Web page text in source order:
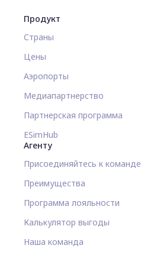
Продукт
Страны
Цены
Аэропорты
Медиапартнерство
Партнерская программа
ESimHub
Агенту
Присоединяйтесь к команде
Преимущества
Программа лояльности
Калькулятор выгоды
Наша команда